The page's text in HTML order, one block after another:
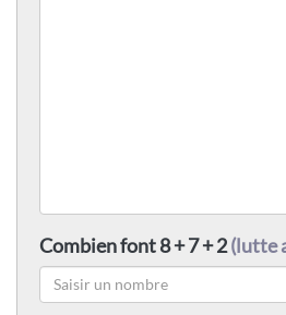
Combien font 8 + 7 + 2(lutte